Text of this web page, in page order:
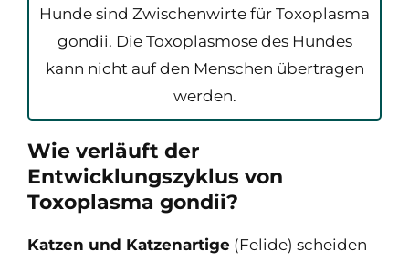
Hunde sind Zwischenwirte für Toxoplasma
gondii. Die Toxoplasmose des Hundes
kann nicht auf den Menschen übertragen
werden.
Wie verläuft der
Entwicklungszyklus von
Toxoplasma gondii?
Katzen und Katzenartige (Felide) scheiden